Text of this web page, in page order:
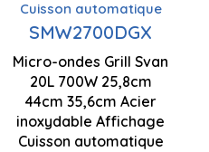
700 W
258 x 433 x
345 mm
SMW2700DGX
Micro-ondes Grill Svan
20L 700W 25,8cm
44cm 35,6cm Acier
inoxydable Affichage
Cuisson automatique
Gril à
micro-
ondes
Capacité
de 20 litres